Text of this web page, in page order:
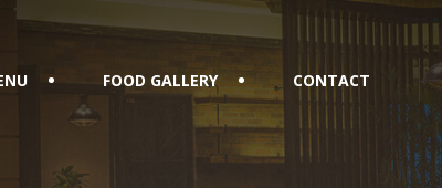
FOOD GALLERY CONTACT